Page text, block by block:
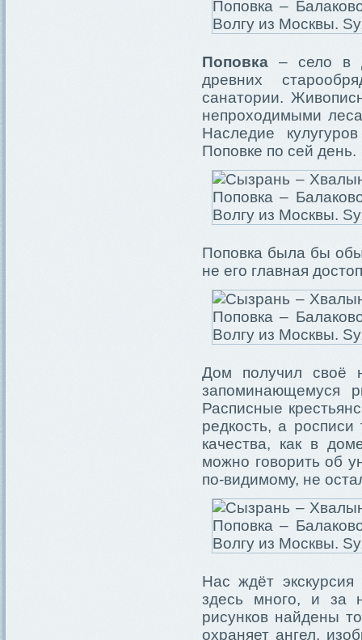
Поповка – село в
древних
санатории.
непроходимыми
Наследие
Поповке по сей день.
Поповка была бы
не его главная
Дом получил своё
запоминающемуся
Расписные
редкость, а
качества, как в
можно говорить об
по-видимому, не
Нас ждёт
здесь много, и за
рисунков найдены
охраняет ангел,